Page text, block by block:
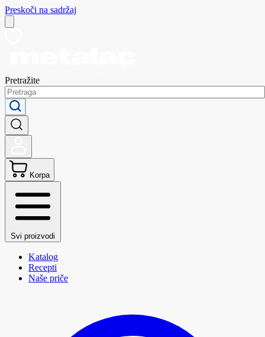
Preskoči na sadržaj
Pretražite
Korpa
Svi proizvodi
Katalog
Recepti
Naše priče